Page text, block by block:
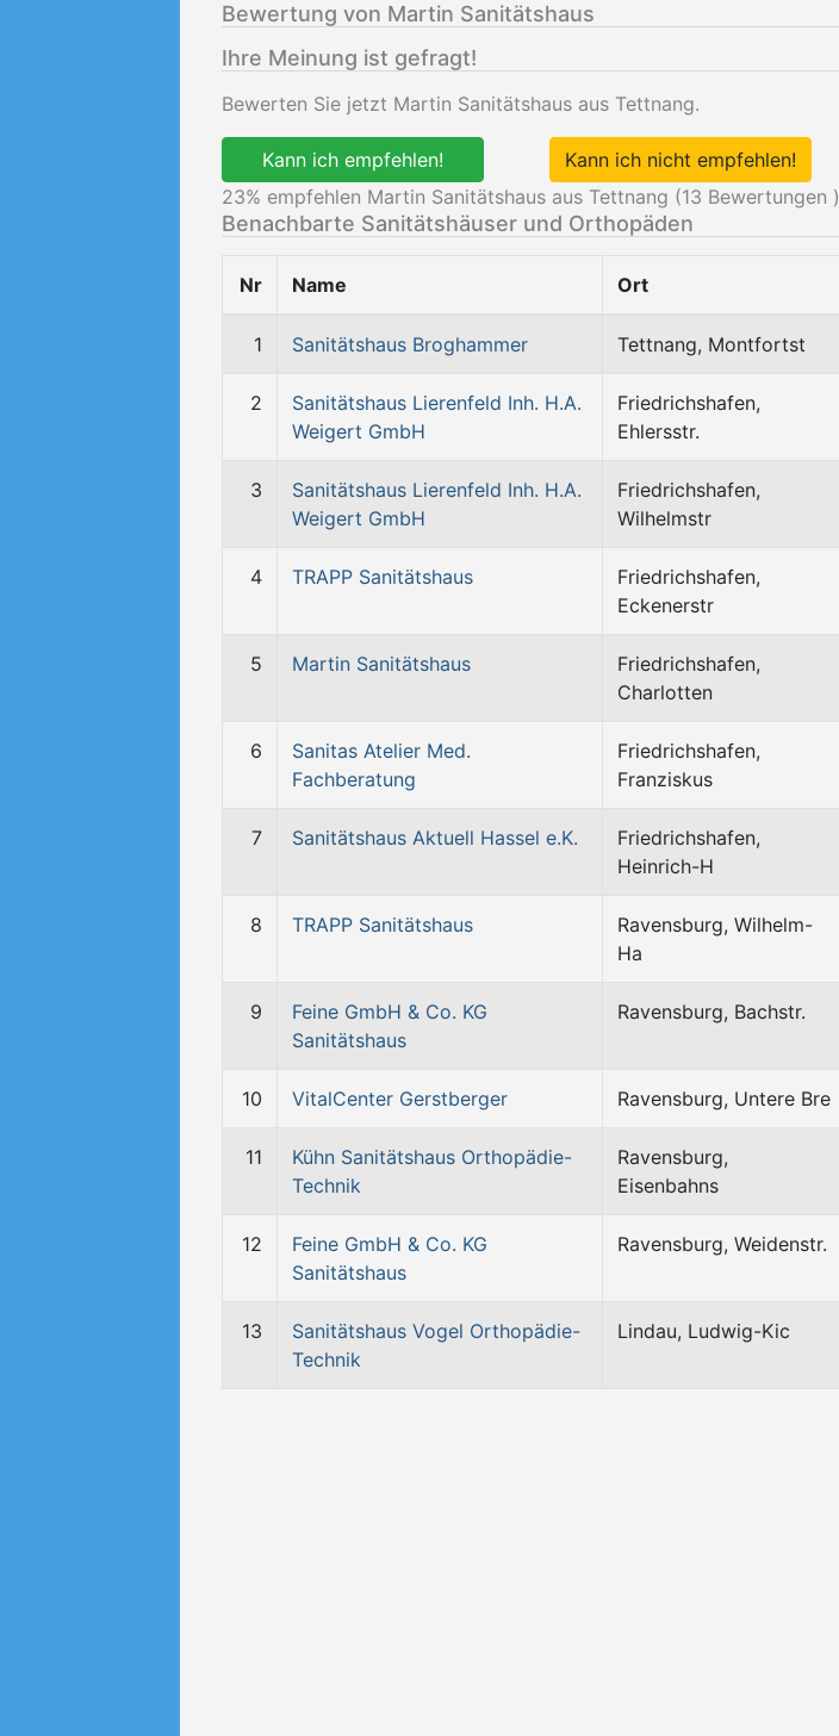
Bewertung von Martin Sanitätshaus
Ihre Meinung ist gefragt!
Bewerten Sie jetzt Martin Sanitätshaus aus Tettnang.
Kann ich empfehlen!
Kann ich nicht empfehlen!
23% empfehlen Martin Sanitätshaus aus Tettnang (13 Bewertungen )
Benachbarte Sanitätshäuser und Orthopäden
Nr Name Ort
1 Sanitätshaus Broghammer Tettnang, Montfortst
2
Sanitätshaus Lierenfeld Inh. H.A.
Weigert GmbH
Friedrichshafen,
Ehlersstr.
3
Sanitätshaus Lierenfeld Inh. H.A.
Weigert GmbH
Friedrichshafen,
Wilhelmstr
4 TRAPP Sanitätshaus
Friedrichshafen,
Eckenerstr
5 Martin Sanitätshaus
Friedrichshafen,
Charlotten
6
Sanitas Atelier Med.
Fachberatung
Friedrichshafen,
Franziskus
7 Sanitätshaus Aktuell Hassel e.K.
Friedrichshafen,
Heinrich-H
8 TRAPP Sanitätshaus
Ravensburg, Wilhelm-
Ha
9
Feine GmbH & Co. KG
Sanitätshaus
Ravensburg, Bachstr.
10 VitalCenter Gerstberger Ravensburg, Untere Bre
11
Kühn Sanitätshaus Orthopädie-
Technik
Ravensburg,
Eisenbahns
12
Feine GmbH & Co. KG
Sanitätshaus
Ravensburg, Weidenstr.
13
Sanitätshaus Vogel Orthopädie-
Technik
Lindau, Ludwig-Kic